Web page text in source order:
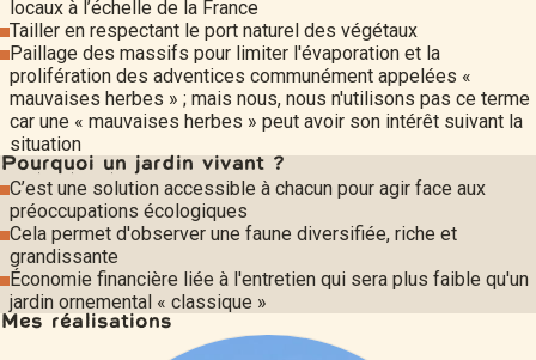
locaux à l’échelle de la France
Tailler en respectant le port naturel des végétaux
Paillage des massifs pour limiter l'évaporation et la
prolifération des adventices communément appelées «
mauvaises herbes » ; mais nous, nous n'utilisons pas ce terme
car une « mauvaises herbes » peut avoir son intérêt suivant la
situation
Pourquoi un jardin vivant ?
C’est une solution accessible à chacun pour agir face aux
préoccupations écologiques
Cela permet d'observer une faune diversifiée, riche et
grandissante
Économie financière liée à l'entretien qui sera plus faible qu'un
jardin ornemental « classique »
Mes réalisations